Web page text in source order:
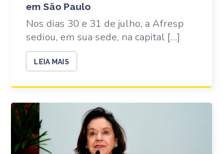
em São Paulo
Nos dias 30 e 31 de julho, a Afresp
sediou, em sua sede, na capital […]
LEIA MAIS